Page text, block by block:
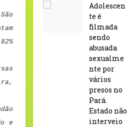
e
Adolescen
te é
filmada
sendo
abusada
sexualme
nte por
vários
presos no
Pará.
Estado não
interveio